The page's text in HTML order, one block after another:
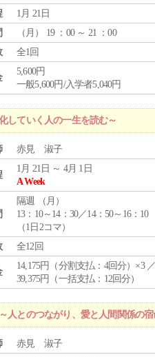
1月 21日
（ 月 ） 19 ：00 ～ 21 ：00
全1回
5,600円
一般5,600円/入学者5,040円
していく人の一生を読む～
赤見 淑子
1月 21日 ～ 4月 1日
A Week
隔週 （ 月 ）
13：10～14：30／14：50～16：10
（1日2コマ）
全12回
14,175円（分割支払：4回分）×3
39,375円（一括支払：12回分）
とのつながり、愛と人間関係の宿
赤見 淑子